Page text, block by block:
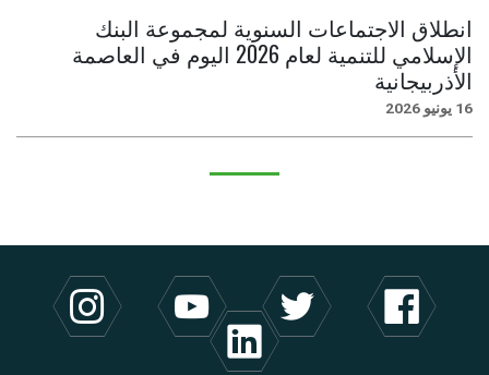
انطلاق الاجتماعات السنوية لمجموعة البنك
الإسلامي للتنمية لعام 2026 اليوم في العاصمة
الأذربيجانية
16 يونيو 2026